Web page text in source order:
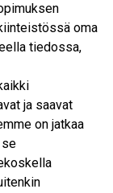
oma
tiedossa,
ja saavat
on jatkaa
se